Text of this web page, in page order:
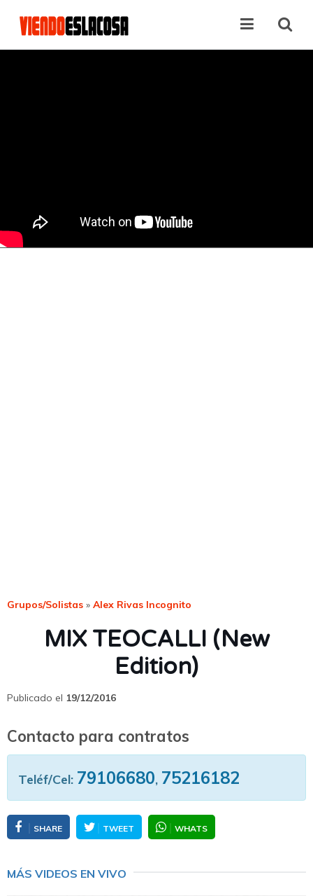
Grupos/Solistas » Alex Rivas Incognito
MIX TEOCALLI (New
Edition)
Publicado el 19/12/2016
Contacto para contratos
Teléf/Cel: 79106680, 75216182
SHARE TWEET WHATS
MÁS VIDEOS EN VIVO